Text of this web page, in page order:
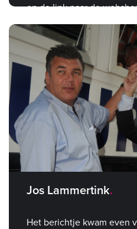
en de link naar de
Jos Lammertink
Het berichtje kwam even